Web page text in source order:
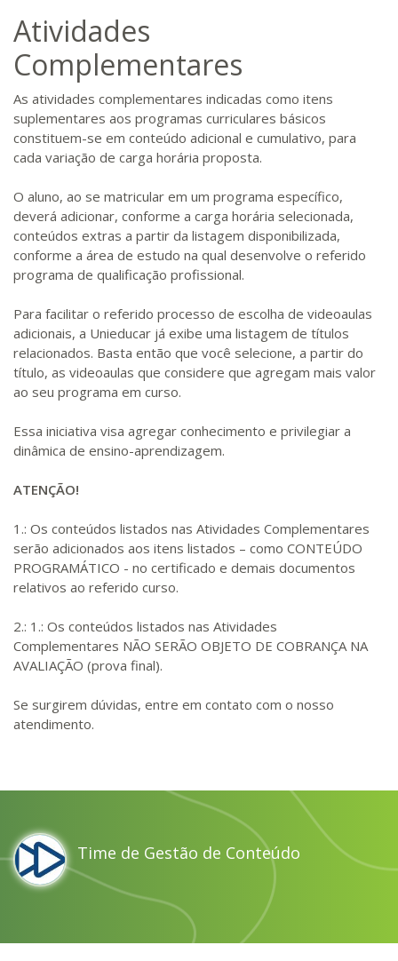
Atividades
Complementares
As atividades complementares indicadas como itens
suplementares aos programas curriculares básicos
constituem-se em conteúdo adicional e cumulativo, para
cada variação de carga horária proposta.
O aluno, ao se matricular em um programa específico,
deverá adicionar, conforme a carga horária selecionada,
conteúdos extras a partir da listagem disponibilizada,
conforme a área de estudo na qual desenvolve o referido
programa de qualificação profissional.
Para facilitar o referido processo de escolha de videoaulas
adicionais, a Unieducar já exibe uma listagem de títulos
relacionados. Basta então que você selecione, a partir do
título, as videoaulas que considere que agregam mais valor
ao seu programa em curso.
Essa iniciativa visa agregar conhecimento e privilegiar a
dinâmica de ensino-aprendizagem.
ATENÇÃO!
1.: Os conteúdos listados nas Atividades Complementares
serão adicionados aos itens listados – como CONTEÚDO
PROGRAMÁTICO - no certificado e demais documentos
relativos ao referido curso.
2.: 1.: Os conteúdos listados nas Atividades
Complementares NÃO SERÃO OBJETO DE COBRANÇA NA
AVALIAÇÃO (prova final).
Se surgirem dúvidas, entre em contato com o nosso
atendimento.
Time de Gestão de Conteúdo